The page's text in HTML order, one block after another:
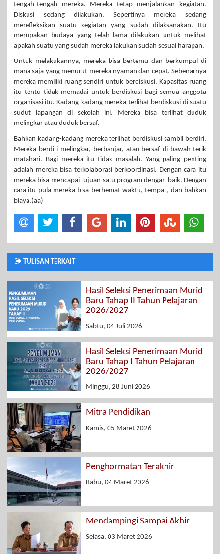
tengah-tengah mereka. Mereka tetap menjalankan kegiatan.
Diskusi sedang dilakukan. Sepertinya mereka sedang
merefleksikan suatu kegiatan yang sudah dilaksanakan. Itu
merupakan budaya yang telah lama dilakukan untuk melihat
apakah suatu yang sudah mereka lakukan sudah sesuai harapan.
Untuk melakukannya, mereka bisa bertemu dan berkumpul di
mana saja yang menurut mereka nyaman dan cepat. Sebenarnya
mereka memiliki ruang sendiri untuk berdiskusi. Kapasitas ruang
itu tentu tidak memadai untuk berdiskusi bagi semua anggota
organisasi itu. Kadang-kadang mereka terlihat berdiskusi di suatu
sudut lapangan di sekolah ini. Mereka bisa terlihat duduk
melingkar atau duduk bersaf.
Bahkan kadang-kadang mereka terlihat berdiskusi sambil berdiri.
Mereka berdiri melingkar, berbanjar, atau bersaf di bawah terik
matahari. Bagi mereka itu tidak masalah. Yang paling penting
adalah mereka bisa terkolaborasi berkoordinasi. Dengan cara itu
mereka bisa mencapai tujuan satu program dengan baik. Dengan
cara itu pula mereka bisa berhemat waktu, tempat, dan bahkan
biaya.(aa)
TULISAN TERKAIT
Hasil Seleksi Penerimaan Murid
Baru Tahap II Tahun Pelajaran
2026/2027
Sabtu, 04 Juli 2026
Hasil Seleksi Penerimaan Murid
Baru Tahap I Tahun Pelajaran
2026/2027
Minggu, 28 Juni 2026
Mitra Pendidikan
Kamis, 05 Maret 2026
Penghormatan Terakhir
Rabu, 04 Maret 2026
Mendampingi Sampai Akhir
Selasa, 03 Maret 2026